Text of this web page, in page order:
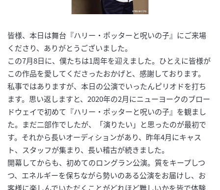
皆様、本日は舞台『ハリー・ポッターと呪いの子』にご来場
くださり、ありがとうございました。
この7月8日に、僕たちは1周年を迎えました。ひとえに皆様が
この作品を愛してくださったおかげと、感謝しております。
私事ではありますが、本日の公演でいったんピリオドを打ち
ます。思い返しますと、2020年の2月にニューヨークのブロー
ドウェイで初めて『ハリー・ポッターと呪いの子』を観まし
た。まだ二部作でしたが、「演りたい」と思ったのが最初で
す。それから長いオーディションがあり、昨年4月にキャス
ト、スタッフが集まり、長い稽古が続きました。
開幕してからも、初めてのロングラン公演。質をキープしつ
つ、エネルギーを保ちながら勢いのある公演をお届けし、お
客様に楽しんでいただくことがどれほど難しいかを皆で体験